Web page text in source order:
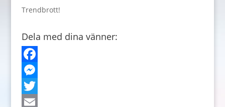
Trendbrott!
Dela med dina vänner:
F
a
c
M
eT